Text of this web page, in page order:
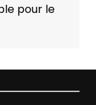
pour le